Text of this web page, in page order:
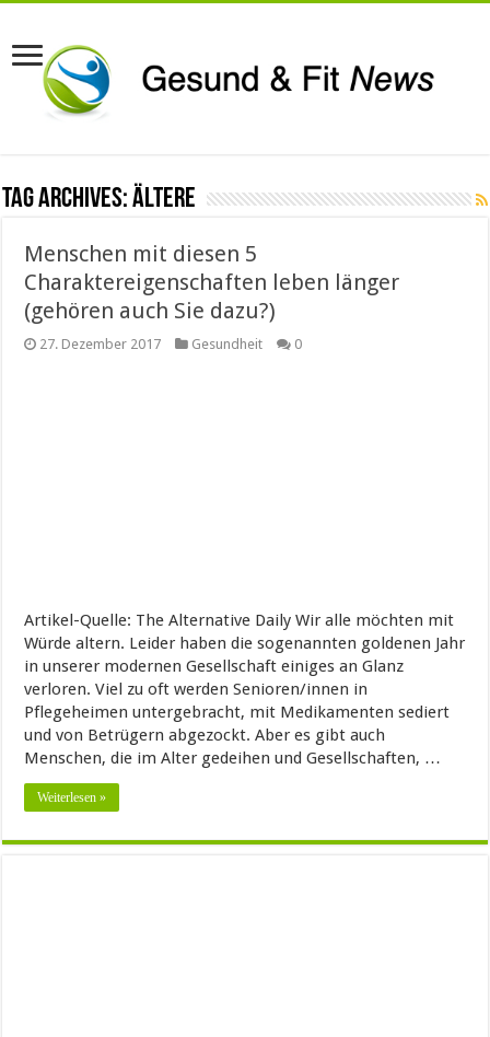
Tag Archives:ältere
Menschen mit diesen 5
Charaktereigenschaften leben länger
(gehören auch Sie dazu?)
27. Dezember 2017 Gesundheit 0
Artikel-Quelle: The Alternative Daily Wir alle möchten mit
Würde altern. Leider haben die sogenannten goldenen Jahr
in unserer modernen Gesellschaft einiges an Glanz
verloren. Viel zu oft werden Senioren/innen in
Pflegeheimen untergebracht, mit Medikamenten sediert
und von Betrügern abgezockt. Aber es gibt auch
Menschen, die im Alter gedeihen und Gesellschaften, …
Weiterlesen »